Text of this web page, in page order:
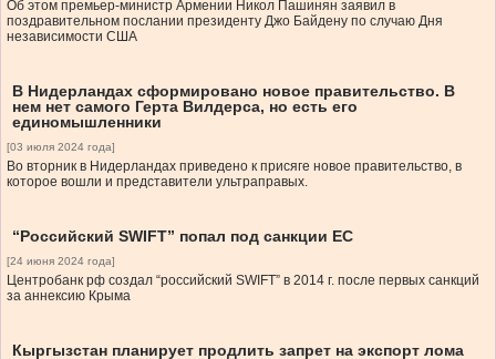
Об этом премьер-министр Армении Никол Пашинян заявил в
поздравительном послании президенту Джо Байдену по случаю Дня
независимости США
В Нидерландах сформировано новое правительство. В
нем нет самого Герта Вилдерса, но есть его
единомышленники
[03 июля 2024 года]
Во вторник в Нидерландах приведено к присяге новое правительство, в
которое вошли и представители ультраправых.
“Российский SWIFT” попал под санкции ЕС
[24 июня 2024 года]
Центробанк рф создал “российский SWIFT” в 2014 г. после первых санкций
за аннексию Крыма
Кыргызстан планирует продлить запрет на экспорт лома